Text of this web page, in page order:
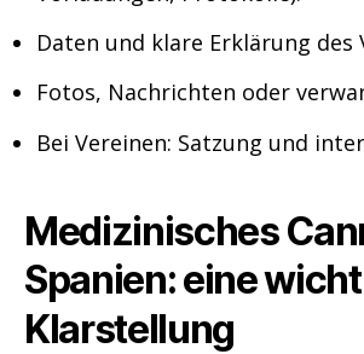
Daten und klare Erklärung des
Fotos, Nachrichten oder
Bei Vereinen: Satzung und
Medizinisches
Spanien: eine
Klarstellung